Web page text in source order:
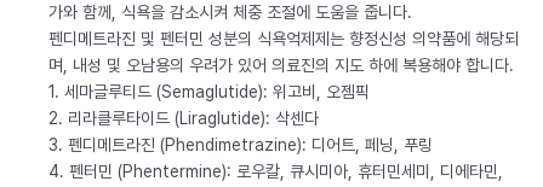
가와 함께, 식욕을 감소시켜 체중 조절에 도움을 줍니다.
펜디메트라진 및 펜터민 성분의 식욕억제제는 향정신성 의약품에 해당되
며, 내성 및 오남용의 우려가 있어 의료진의 지도 하에 복용해야 합니다.
1. 세마글루티드 (Semaglutide): 위고비, 오젬픽
2. 리라클루타이드 (Liraglutide): 삭센다
3. 펜디메트라진 (Phendimetrazine): 디어트, 페닝, 푸링
4. 펜터민 (Phentermine): 로우칼, 큐시미아, 휴터민세미, 디에타민,